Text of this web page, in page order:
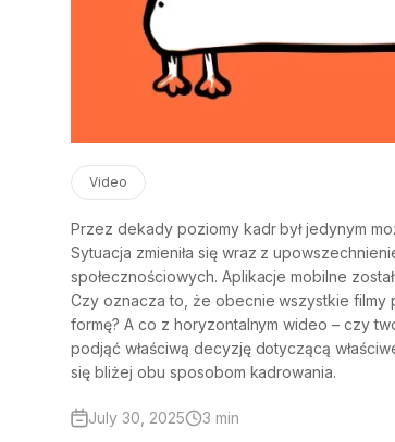
Video
Przez dekady poziomy kadr był jedynym
Sytuacja zmieniła się wraz z
społecznościowych. Aplikacje mobilne
Czy oznacza to, że obecnie wszystkie
formę? A co z horyzontalnym wideo – czy
podjąć właściwą decyzję dotyczącą
się bliżej obu sposobom kadrowania.
July 30, 2025 3 min